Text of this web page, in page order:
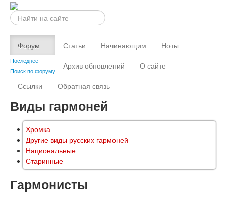
Искать...
Форум
Последнее
Поиск по форуму
Статьи Начинающим
Ноты
Архив обновлений
О сайте
Ссылки
Обратная связь
Виды гармоней
Хромка
Другие виды русских гармоней
Национальные
Старинные
Гармонисты